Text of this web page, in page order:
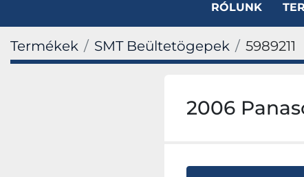
RÓLUNK
Termékek SMT Beültetögepek 5989211
2006